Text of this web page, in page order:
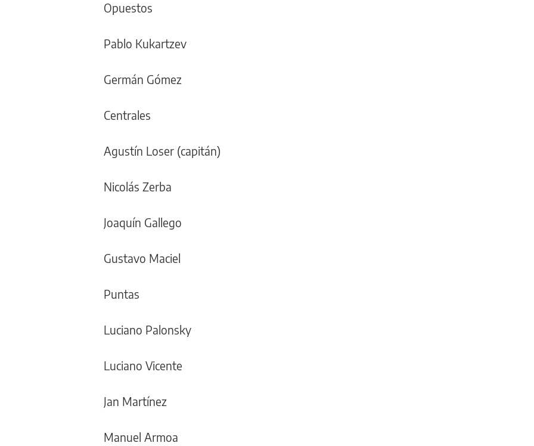
Opuestos
Pablo Kukartzev
Germán Gómez
Centrales
Agustín Loser (capitán)
Nicolás Zerba
Joaquín Gallego
Gustavo Maciel
Puntas
Luciano Palonsky
Luciano Vicente
Jan Martínez
Manuel Armoa